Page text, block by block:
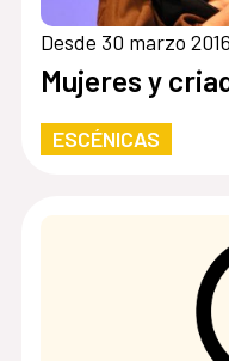
Desde 30 marzo
Mujeres y
ESCÉNICAS